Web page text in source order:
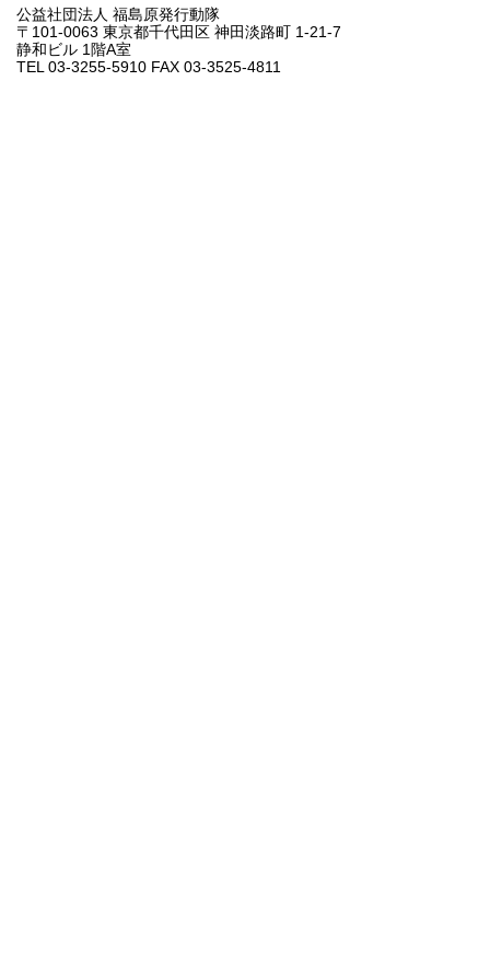
公益社団法人 福島原発行動隊
〒101-0063 東京都千代田区 神田淡路町 1-21-7
静和ビル 1階A室
TEL 03-3255-5910 FAX 03-3525-4811